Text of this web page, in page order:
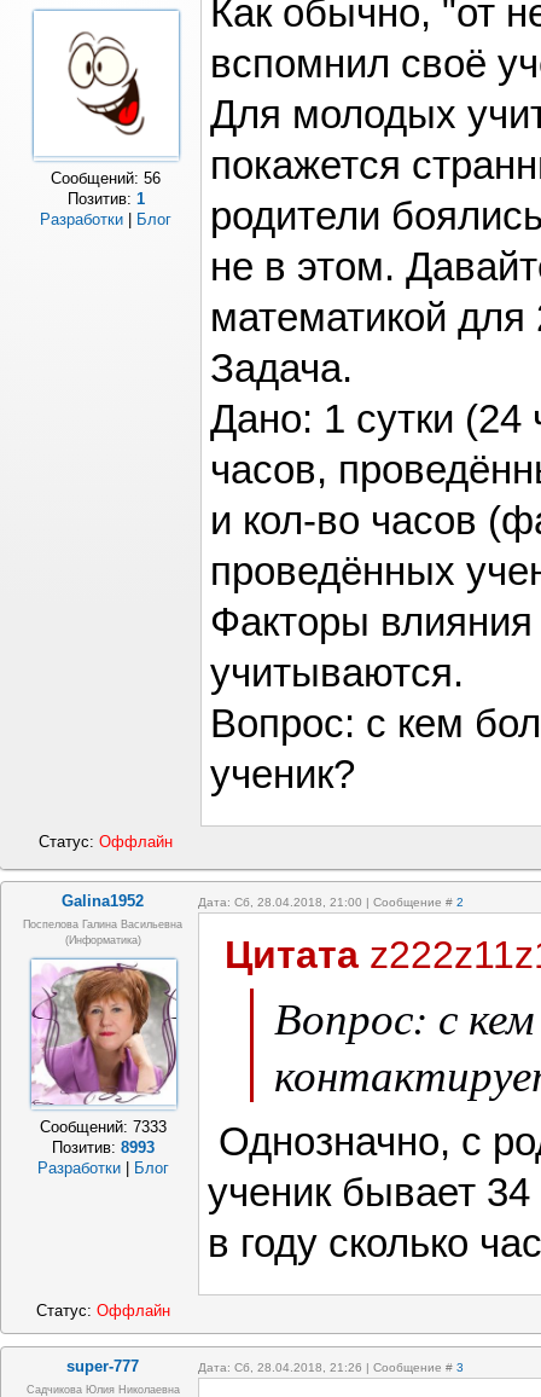
Сообщений:56
Позитив: 1
Разработки
Блог
Как обычно, "от
вспомнил своё
Для молодых
покажется
родители
не в этом.
математикой для
Задача.
Дано: 1 сутки
часов,
и кол-во часов
проведённых
Факторы
учитываются.
Вопрос: с кем
ученик?
Статус:Оффлайн
Galina1952 Дата: Сб, 28.04.2018, 21:00 | Сообщение # 2
Поспелова Галина Васильевна
(информатика)
Сообщений: 7333
Позитив: 8993
Разработки
Блог
Цитата
Вопрос: с
Однозначно, с
ученик бывает
в году сколько
Статус: Оффлайн
super-777 Дата: Сб, 28.04.2018, 21:26 | Сообщение # 3
Садчикова Юлия Николаевна